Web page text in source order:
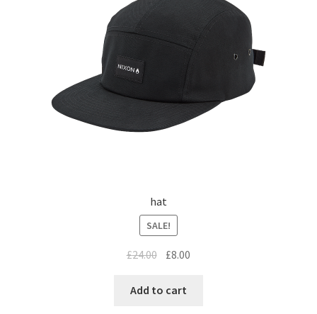
hat
SALE!
£24.00 £8.00
Add to cart